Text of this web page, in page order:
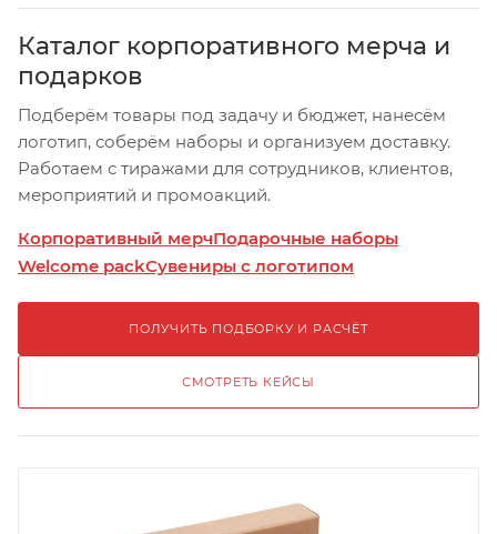
Каталог корпоративного мерча и
подарков
Подберём товары под задачу и бюджет, нанесём
логотип, соберём наборы и организуем доставку.
Работаем с тиражами для сотрудников, клиентов,
мероприятий и промоакций.
Корпоративный мерчПодарочные наборы
Welcome packСувениры с логотипом
ПОЛУЧИТЬ ПОДБОРКУ И РАСЧЁТ
СМОТРЕТЬ КЕЙСЫ